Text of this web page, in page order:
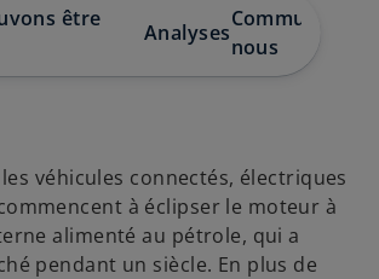
s
u
u
g
l
e
t
s
u
u
g
l
e
t
u
g
l
e
t
être
Analyses
Communiquez
nous
véhicules connectés, électriques
à éclipser le moteur à
alimenté au pétrole, qui a
pendant un siècle. En plus de